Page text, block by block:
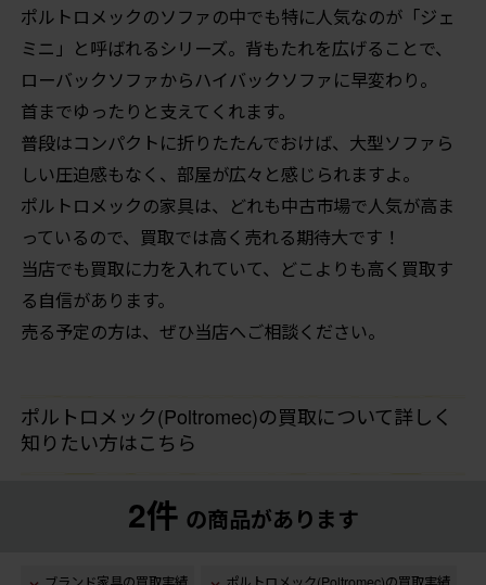
ポルトロメックのソファの中でも特に人気なのが「ジェ
ミニ」と呼ばれるシリーズ。背もたれを広げることで、
ローバックソファからハイバックソファに早変わり。
首までゆったりと支えてくれます。
普段はコンパクトに折りたたんでおけば、大型ソファら
しい圧迫感もなく、部屋が広々と感じられますよ。
ポルトロメックの家具は、どれも中古市場で人気が高ま
っているので、買取では高く売れる期待大です！
当店でも買取に力を入れていて、どこよりも高く買取す
る自信があります。
売る予定の方は、ぜひ当店へご相談ください。
ポルトロメック(Poltromec)の買取について詳しく
知りたい方はこちら
2件 の商品があります